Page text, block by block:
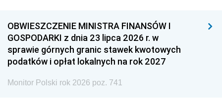
OBWIESZCZENIE MINISTRA FINANSÓW I
GOSPODARKI z dnia 23 lipca 2026 r. w
sprawie górnych granic stawek kwotowych
podatków i opłat lokalnych na rok 2027
Monitor Polski rok 2026 poz. 741